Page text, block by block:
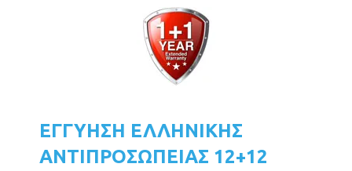
ΕΓΓΥΗΣΗ ΕΛΛΗΝΙΚΗΣ
ΑΝΤΙΠΡΟΣΩΠΕΙΑΣ 12+12